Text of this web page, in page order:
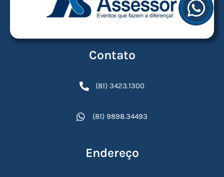
Contato
(81) 3423.1300
(81) 9898.34493
Endereço